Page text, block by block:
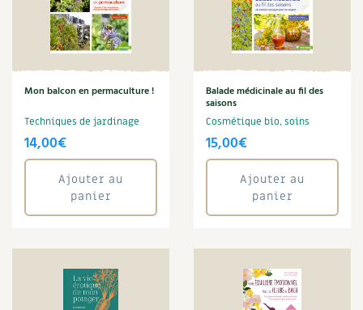
Phytothérapie
Plantes
Plantes médicinales
Plantes sauvages
Plants
Potager en lasagnes
Potions
Poules
pub-canicule
Ravageur
Rénovation
Rotation
Mon balcon en permaculture !
Techniques de jardinage
14,00€
Ajouter au
panier
Balade médicinale au fil des
saisons
Cosmétique bio, soins
15,00€
Ajouter au
panier